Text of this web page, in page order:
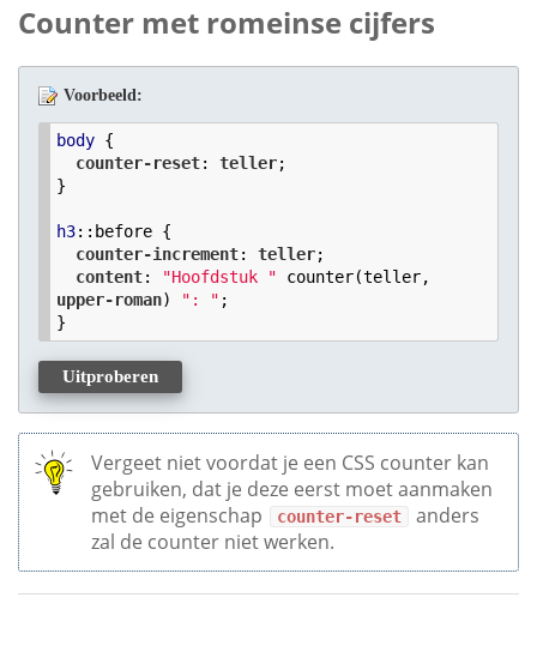
Counter met romeinse cijfers
Voorbeeld:
body {
counter-reset: teller;
}
h3: :before {
counter-increment: teller;
content: "Hoofdstuk "
upper-roman) ": " ;
}
Uitproberen
Vergeet niet voordat je een CSS counter kan
gebruiken, dat je deze eerst moet aanmaken
met de eigenschap
counter-reset
anders
zal de counter niet werken.